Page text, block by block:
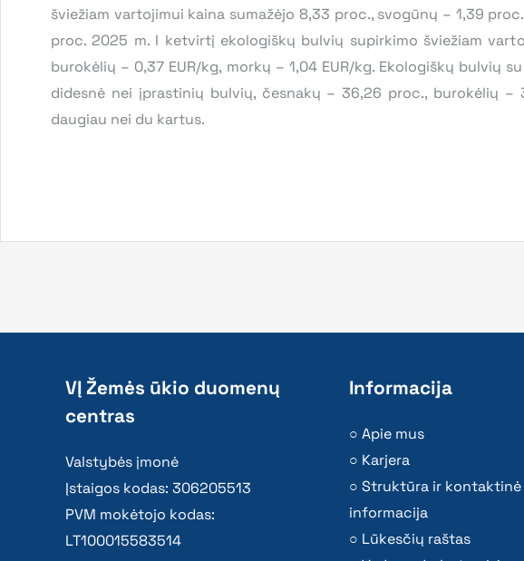
šviežiam vartojimui kaina sumažėjo 8,33 proc., svogūnų – 1,39
proc. 2025 m. I ketvirtį ekologiškų bulvių supirkimo šviežiam
burokėlių – 0,37 EUR/kg, morkų – 1,04 EUR/kg. Ekologiškų bulvių
didesnė nei įprastinių bulvių, česnakų – 36,26 proc., burokėlių
daugiau nei du kartus.
VĮ Žemės ūkio duomenų
centras
Valstybės įmonė
Įstaigos kodas: 306205513
PVM mokėtojo kodas:
LT100015583514
Informacija
Apie mus
Karjera
Struktūra ir kontaktinė
informacija
Lūkesčių raštas